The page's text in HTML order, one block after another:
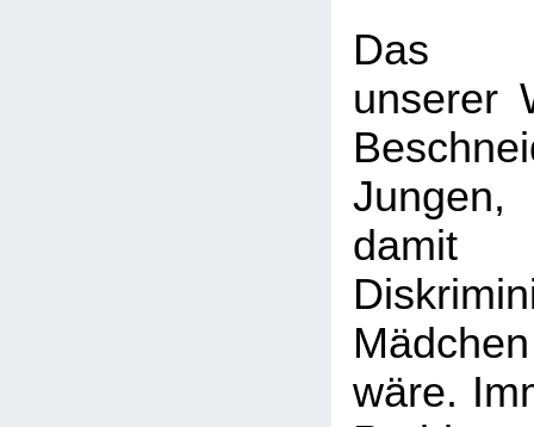
Das
unserer
wäre.